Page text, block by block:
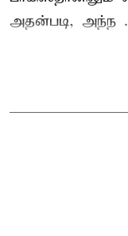
அதன்படி, அந்ந